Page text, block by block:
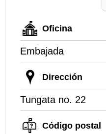
Oficina
Embajada
Dirección
Tungata no. 22
Código postal